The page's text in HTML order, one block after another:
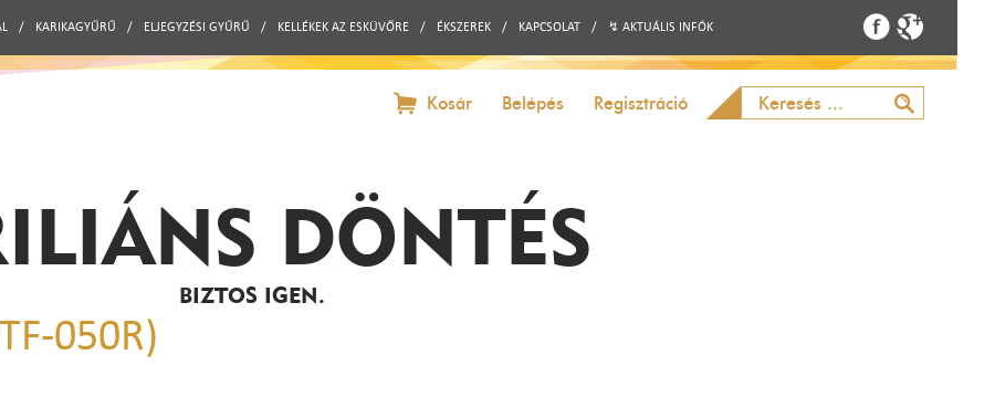
/ KARIKAGYŰRŰ / ELJEGYZÉSI GYŰRŰ / KELLÉKEK AZ ESKÜVŐRE / ÉKSZEREK / KAPCSOLAT / ↯ AKTUÁLIS INFÓK
Kosár Belépés Regisztráció
DÖNTÉS
BIZTOS IGEN.
050R)